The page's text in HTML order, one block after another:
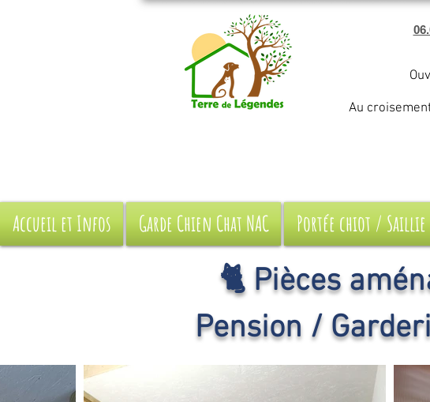
Au
🐈 Pièces
Pension /
Accueil et Infos Garde Chien Chat NAC Portée chiot / Saillie